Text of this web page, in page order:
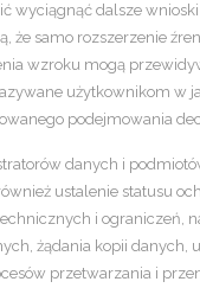
wyciągnąć dalsze
że samo rozszerzenie
wzroku mogą
użytkownikom w
podejmowania
danych i
ustalenie statusu
i ograniczeń,
żądania kopii danych,
przetwarzania i